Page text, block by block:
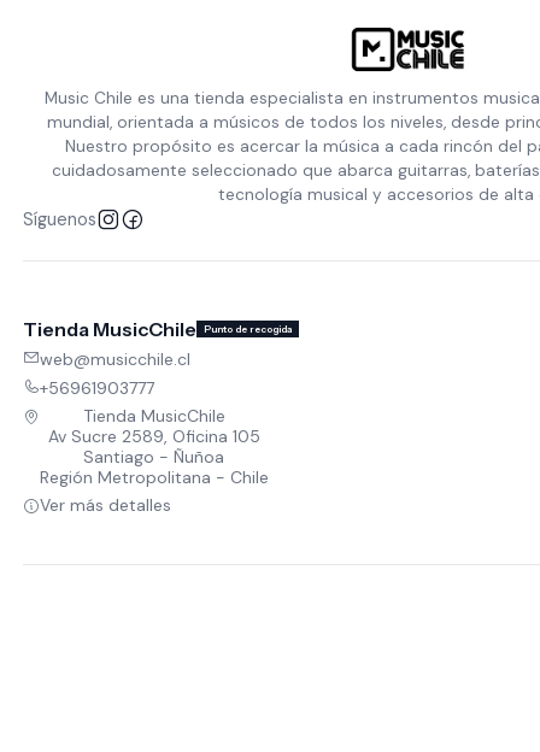
Music Chile es una tienda especialista en instrumentos
mundial, orientada a músicos de todos los niveles, desde
Nuestro propósito es acercar la música a cada rincón del
cuidadosamente seleccionado que abarca guitarras,
tecnología musical y accesorios de alta
Síguenos
Tienda MusicChile Punto de recogida
web@musicchile.cl
+56961903777
Tienda MusicChile
Av Sucre 2589, Oficina 105
Santiago - Ñuñoa
Región Metropolitana - Chile
Ver más detalles